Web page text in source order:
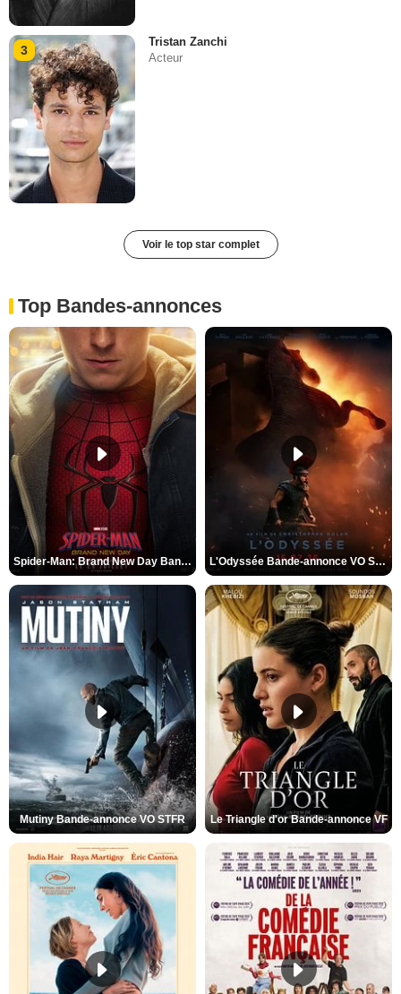
3
Tristan Zanchi
Acteur
Voir le top star complet
Top Bandes-annonces
Spider-Man: Brand New Day Bande-annonce VO STFR L'Odyssée Bande-annonce VO STFR
Mutiny Bande-annonce VO STFR Le Triangle d'or Bande-annonce VF